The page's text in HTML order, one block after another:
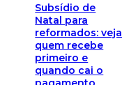
Subsídio de
Natal para
reformados: veja
quem recebe
primeiro e
quando cai o